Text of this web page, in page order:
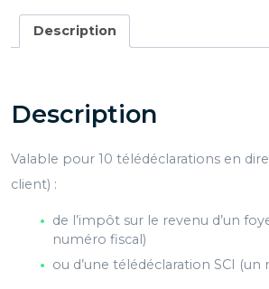
Crédits
de
Pro
2022
Description
Description
Valable pour 10 télédéclarations en
client) :
de l’impôt sur le revenu d’un
numéro fiscal)
ou d’une télédéclaration SCI (un